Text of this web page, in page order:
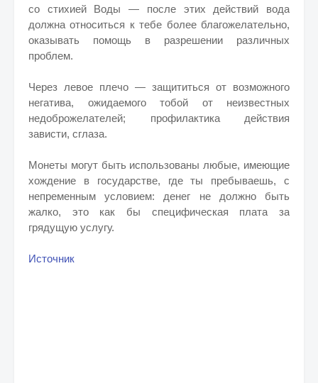
со стихией Воды — после этих действий вода
должна относиться к тебе более благожелательно,
оказывать помощь в разрешении различных
проблем.
Через левое плечо — защититься от возможного
негатива, ожидаемого тобой от неизвестных
недоброжелателей; профилактика действия
зависти, сглаза.
Монеты могут быть использованы любые, имеющие
хождение в государстве, где ты пребываешь, с
непременным условием: денег не должно быть
жалко, это как бы специфическая плата за
грядущую услугу.
Источник